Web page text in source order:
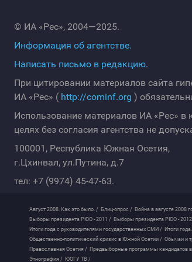
© ИА «Рес», 2004—2025.
Информация об агентстве.
Написать письмо в редакцию.
При цитировании материалов сайта
ИА «Рес» ( http://cominf.org )
Использование материалов ИА «Рес» в
целях без согласия агентства не
100001, Республика Южная Осетия,
г.Цхинвал, ул.Путина, д.7
тел: +7 (9974) 45-47-63.
Август 2008. Как это было. / Блиц-опрос / Война в августе 2008
Выборы президента РЮО - 2011 / Выборы президента РЮО -
Итоги года с руководителями государственных СМИ / Итоги
Общественно-политический кризис в Южной Осетии / Обычаи и
Православная Осетия / Предвыборные программы кандидатов
Этнография / ЮОГУ ТВ /